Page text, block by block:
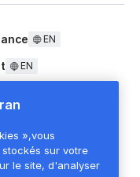
EN
EN
»,vous
sur votre
le site, d'analyser